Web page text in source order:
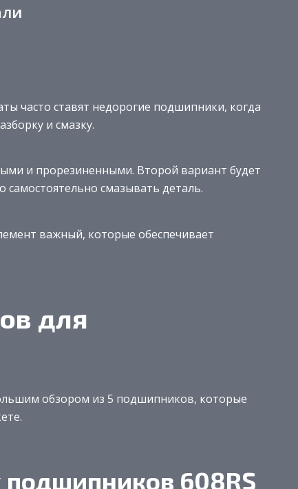
часто ставят недорогие подшипники, когда
и смазку.
и прорезиненными. Второй вариант будет
смазывать деталь.
важный, которые обеспечивает
для
обзором из 5 подшипников, которые
608RS